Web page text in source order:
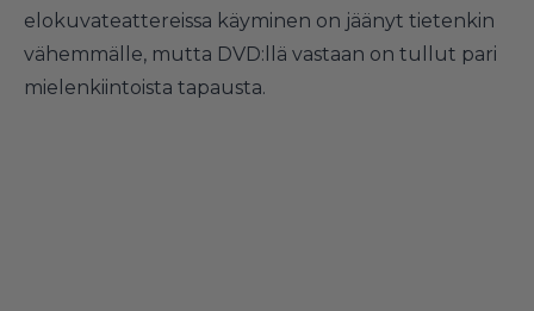
elokuvateattereissa käyminen on jäänyt tietenkin
vähemmälle, mutta DVD:llä vastaan on tullut pari
mielenkiintoista tapausta.